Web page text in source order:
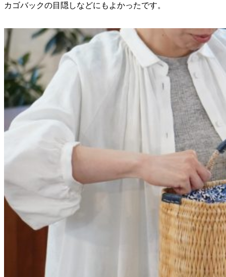
カゴバックの目隠しなどにもよかったです。